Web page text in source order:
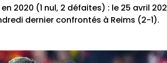
2020 (1 nul, 2 défaites) : le 25 avril
dernier confrontés à Reims (2-1).